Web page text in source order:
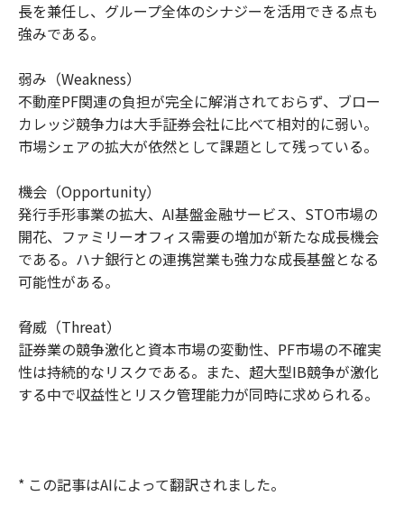
長を兼任し、グループ全体のシナジーを活用できる点も
強みである。
弱み（Weakness）
不動産PF関連の負担が完全に解消されておらず、ブロー
カレッジ競争力は大手証券会社に比べて相対的に弱い。
市場シェアの拡大が依然として課題として残っている。
機会（Opportunity）
発行手形事業の拡大、AI基盤金融サービス、STO市場の
開花、ファミリーオフィス需要の増加が新たな成長機会
である。ハナ銀行との連携営業も強力な成長基盤となる
可能性がある。
脅威（Threat）
証券業の競争激化と資本市場の変動性、PF市場の不確実
性は持続的なリスクである。また、超大型IB競争が激化
する中で収益性とリスク管理能力が同時に求められる。
* この記事はAIによって翻訳されました。